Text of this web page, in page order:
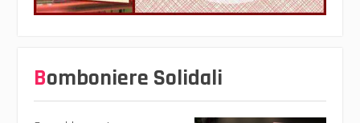
Bomboniere Solidali